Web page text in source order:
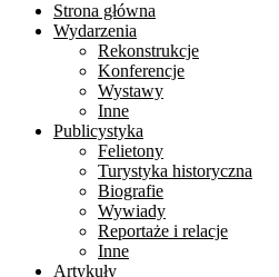
Strona główna
Wydarzenia
Rekonstrukcje
Konferencje
Wystawy
Inne
Publicystyka
Felietony
Turystyka historyczna
Biografie
Wywiady
Reportaże i relacje
Inne
Artykuły